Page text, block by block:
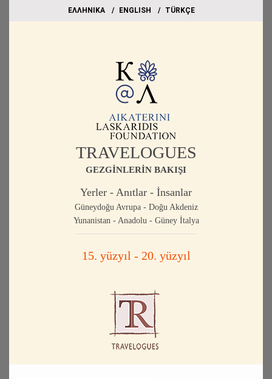
EΛΛΗΝΙΚΑ ΕΝGLISH TÜRKÇE
TRAVELOGUES
GEZGİNLERİN BAKIŞI
Yerler - Anıtlar - İnsanlar
Güneydoğu Avrupa - Doğu Akdeniz
Yunanistan - Anadolu - Güney İtalya
15. yüzyıl - 20. yüzyıl